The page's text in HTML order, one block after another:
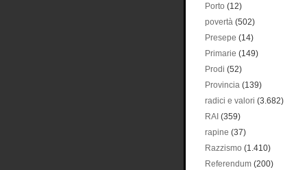
Porto (12)
povertà (502)
Presepe (14)
Primarie (149)
Prodi (52)
Provincia (139)
radici e valori (3.682)
RAI (359)
rapine (37)
Razzismo (1.410)
Referendum (200)